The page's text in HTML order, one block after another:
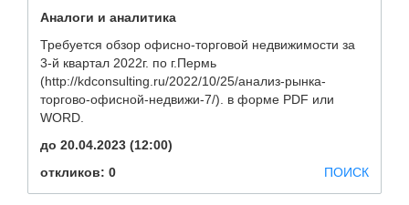
Аналоги и аналитика
Требуется обзор офисно-торговой недвижимости за
3-й квартал 2022г. по г.Пермь
(http://kdconsulting.ru/2022/10/25/анализ-рынка-
торгово-офисной-недвижи-7/). в форме PDF или
WORD.
до 20.04.2023 (12:00)
откликов: 0
ПОИСК